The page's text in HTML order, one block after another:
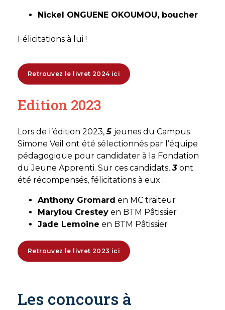
Nickel ONGUENE OKOUMOU, boucher
Félicitations à lui !
Retrouvez le livret 2024 ici
Edition 2023
Lors de l’édition 2023,5 jeunes du Campus
Simone Veil ont été sélectionnés par l’équipe
pédagogique pour candidater à la Fondation
du Jeune Apprenti. Sur ces candidats, 3 ont
été récompensés, félicitations à eux :
Anthony Gromard en MC traiteur
Marylou Crestey en BTM Pâtissier
Jade Lemoine en BTM Pâtissier
Retrouvez le livret 2023 ici
Les concours à